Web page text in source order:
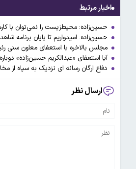
اخبار مرتبط
حسین‌زاده: محیط‌زیست را نمی‌توان با
حسین‌زاده: امیدواریم تا پایان برنامه شاهد کاهش ۳۰ درصدی شکاف
مجلس بالاخره با استعفای معاون سنی
آیا استعفای «عبدالکریم حسین‌زاده»
دفاع ارگان رسانه ای نزدیک به سپاه
ارسال نظر